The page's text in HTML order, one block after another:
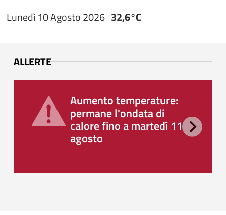
Lunedì 10 Agosto 2026 32,6°C
ALLERTE
Aumento temperature:
permane l'ondata di
calore fino a martedì 11
agosto